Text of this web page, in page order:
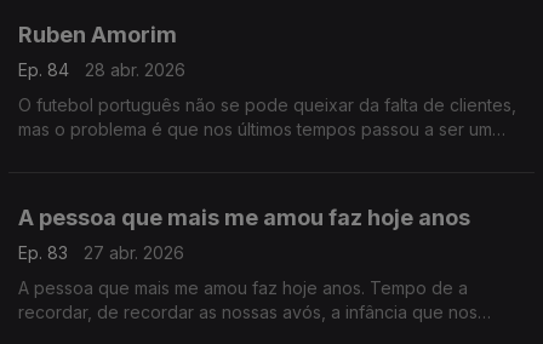
Ruben Amorim
Ep. 84
28 abr. 2026
O futebol português não se pode queixar da falta de clientes,
mas o problema é que nos últimos tempos passou a ser um
A pessoa que mais me amou faz hoje anos
Ep. 83
27 abr. 2026
A pessoa que mais me amou faz hoje anos. Tempo de a
recordar, de recordar as nossas avós, a infância que nos